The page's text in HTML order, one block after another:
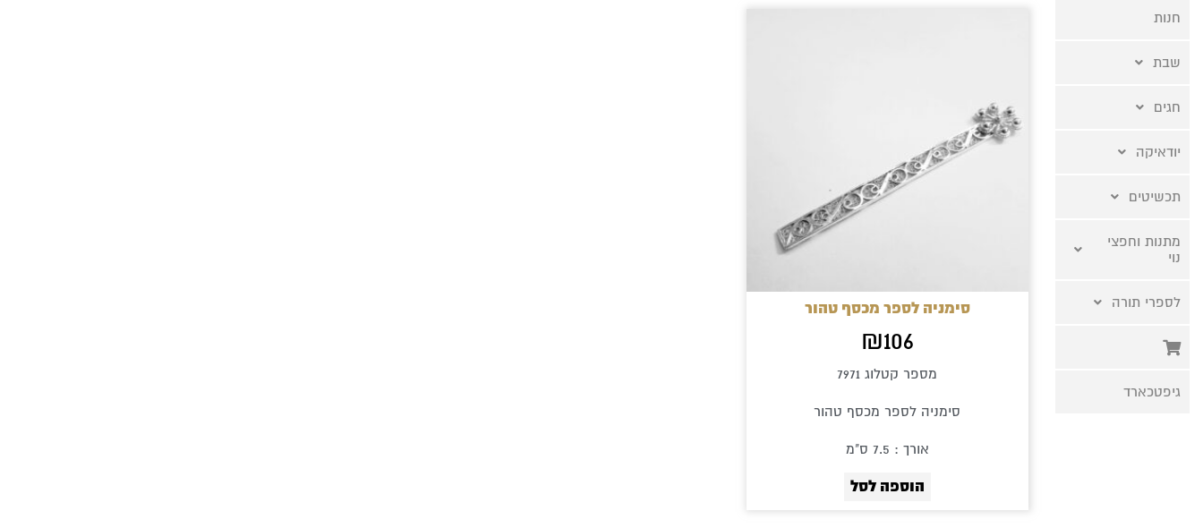
חנות
שבת
חגים
יודאיקה
תכשיטים
מתנות וחפצי
נוי
לספרי תורה
גיפטכארד
סימניה לספר מכסף טהור
₪106
מספר קטלוג 7971
סימניה לספר מכסף טהור
אורך : 7.5 ס"מ
הוספה לסל